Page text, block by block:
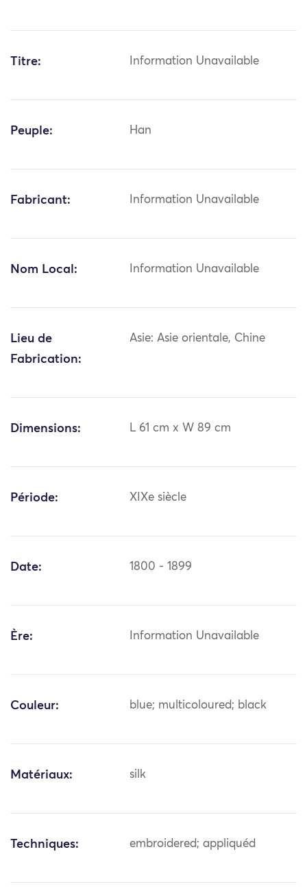
Titre: Information Unavailable
Peuple: Han
Fabricant: Information Unavailable
Nom Local: Information Unavailable
Lieu de
Fabrication:
Asie: Asie orientale, Chine
Dimensions: L 61 cm x W 89 cm
Période: XIXe siècle
Date: 1800 - 1899
Ère: Information Unavailable
Couleur: blue; multicoloured; black
Matériaux: silk
Techniques: embroidered; appliquéd